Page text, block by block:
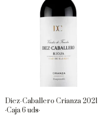
Diez-Caballero Crianza 2021
·Caja 6 uds·